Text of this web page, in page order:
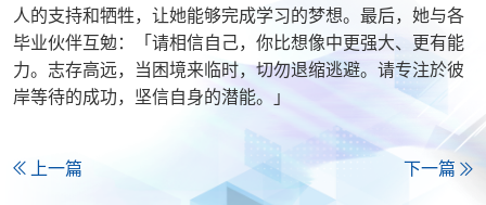
人的支持和牺牲，让她能够完成学习的梦想。​最后，她与各
毕业伙伴互勉：「请相信自己，你比想像中更强大、更有能
力。志存高远，当困境来临时，切勿退缩逃避。请专注於彼
岸等待的成功，坚信自身的潜能。」
上一篇 下一篇